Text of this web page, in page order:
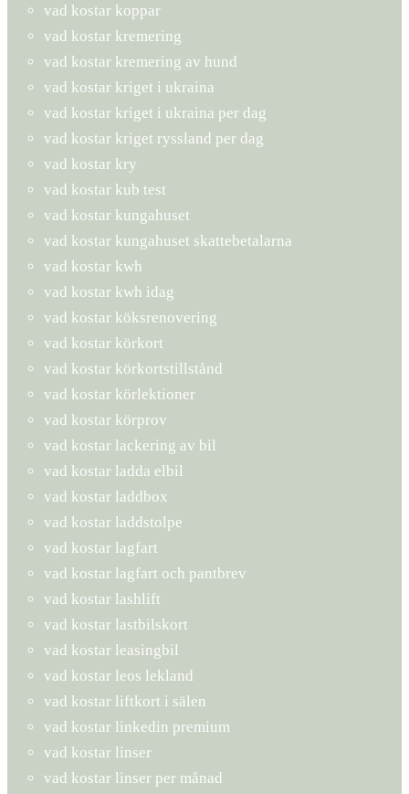
vad kostar koppar
vad kostar kremering
vad kostar kremering av hund
vad kostar kriget i ukraina
vad kostar kriget i ukraina per dag
vad kostar kriget ryssland per dag
vad kostar kry
vad kostar kub test
vad kostar kungahuset
vad kostar kungahuset skattebetalarna
vad kostar kwh
vad kostar kwh idag
vad kostar köksrenovering
vad kostar körkort
vad kostar körkortstillstånd
vad kostar körlektioner
vad kostar körprov
vad kostar lackering av bil
vad kostar ladda elbil
vad kostar laddbox
vad kostar laddstolpe
vad kostar lagfart
vad kostar lagfart och pantbrev
vad kostar lashlift
vad kostar lastbilskort
vad kostar leasingbil
vad kostar leos lekland
vad kostar liftkort i sälen
vad kostar linkedin premium
vad kostar linser
vad kostar linser per månad